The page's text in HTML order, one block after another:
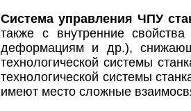
Система управления ЧПУ
также с внутренние свойства
деформациям и др.),
технологической системы
технологической системы
имеют место сложные